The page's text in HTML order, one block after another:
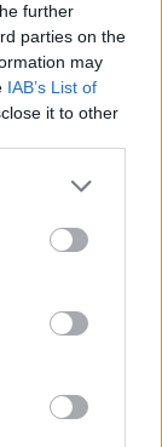
further
parties on the
may
IAB’s List of
it to other
Google
may click to
tags to
Google
τις
των
των
η παρ.